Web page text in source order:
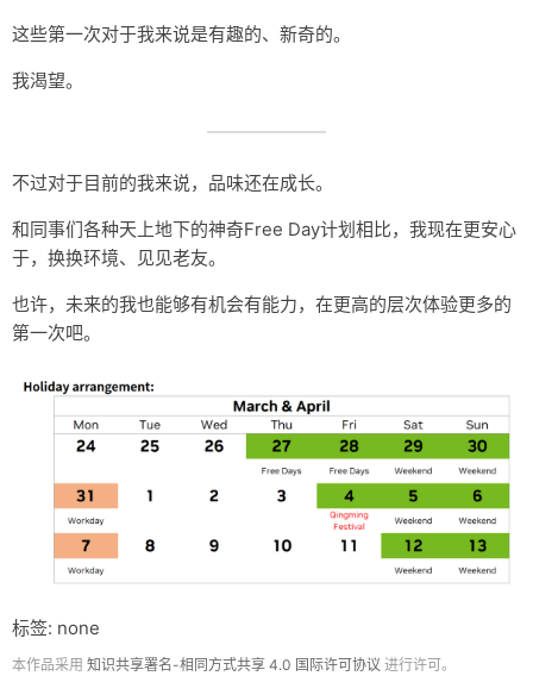
这些第一次对于我来说是有趣的、新奇的。
我渴望。
不过对于目前的我来说，品味还在成长。
和同事们各种天上地下的神奇Free Day计划相比，我现在更安心
于，换换环境、见见老友。
也许，未来的我也能够有机会有能力，在更高的层次体验更多的
第一次吧。
标签: none
本作品采用 知识共享署名-相同方式共享 4.0 国际许可协议 进行许可。